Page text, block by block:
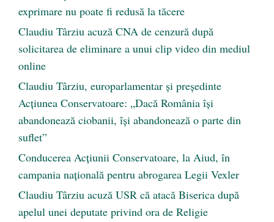
exprimare nu poate fi redusă la tăcere
Claudiu Târziu acuză CNA de cenzură după
solicitarea de eliminare a unui clip video din mediul
online
Claudiu Târziu, europarlamentar și președinte
Acțiunea Conservatoare: „Dacă România își
abandonează ciobanii, își abandonează o parte din
suflet”
Conducerea Acțiunii Conservatoare, la Aiud, în
campania națională pentru abrogarea Legii Vexler
Claudiu Târziu acuză USR că atacă Biserica după
apelul unei deputate privind ora de Religie